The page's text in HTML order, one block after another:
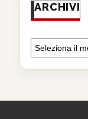
ARCHIVI